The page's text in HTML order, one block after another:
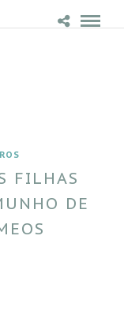
FILHAS
DE